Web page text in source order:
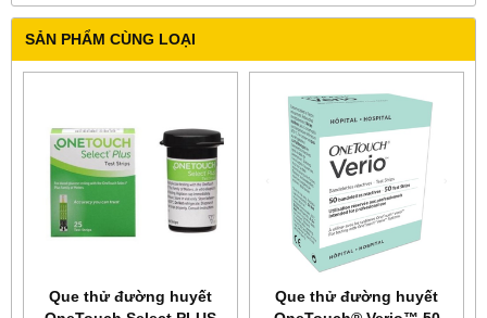
SẢN PHẨM CÙNG LOẠI
Que thử đường huyết
Que thử đường huyết